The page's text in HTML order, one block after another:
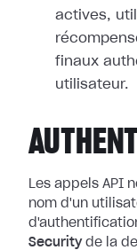
actives,
finaux
utilisateur.
Les appels API
nom d'un
Securityde la